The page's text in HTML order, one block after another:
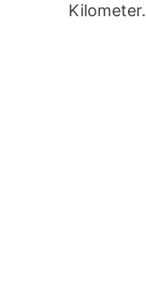
Kilometer.